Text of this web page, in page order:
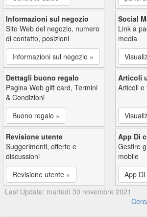
Informazioni sul negozio
Sito Web del negozio, numero
di contatto, posizioni
Informazioni sul negozio »
Social
Link a
media
Dettagli buono regalo
Pagina Web gift card, Termini
& Condizioni
Buono regalo »
Articoli
Articoli
Revisione utente
Suggerimenti, offerte e
discussioni
Revisione utente »
App Di
Gestire
mobile
App
Last Update: martedì 30 novembre 2021